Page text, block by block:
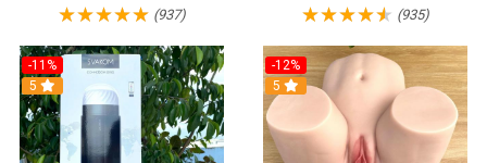
(937) (935)
-11%
5
-12%
5